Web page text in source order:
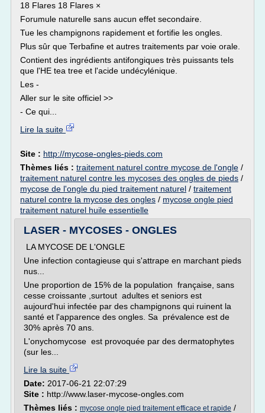
18 Flares 18 Flares ×
Forumule naturelle sans aucun effet secondaire.
Tue les champignons rapidement et fortifie les ongles.
Plus sûr que Terbafine et autres traitements par voie orale.
Contient des ingrédients antifongiques très puissants tels
que l'HE tea tree et l'acide undécylénique.
Les -
Aller sur le site officiel >>
- Ce qui...
Lire la suite
Site : http://mycose-ongles-pieds.com
Thèmes liés : traitement naturel contre mycose de l'ongle /
traitement naturel contre les mycoses des ongles de pieds /
mycose de l'ongle du pied traitement naturel / traitement
naturel contre la mycose des ongles / mycose ongle pied
traitement naturel huile essentielle
LASER - MYCOSES - ONGLES
LA MYCOSE DE L'ONGLE
Une infection contagieuse qui s'attrape en marchant pieds
nus...
Une proportion de 15% de la population française, sans
cesse croissante ,surtout adultes et seniors est
aujourd'hui infectée par des champignons qui ruinent la
santé et l'apparence des ongles. Sa prévalence est de
30% après 70 ans.
L'onychomycose est provoquée par des dermatophytes
(sur les...
Lire la suite
Date: 2017-06-21 22:07:29
Site : http://www.laser-mycose-ongles.com
Thèmes liés : mycose ongle pied traitement efficace et rapide /